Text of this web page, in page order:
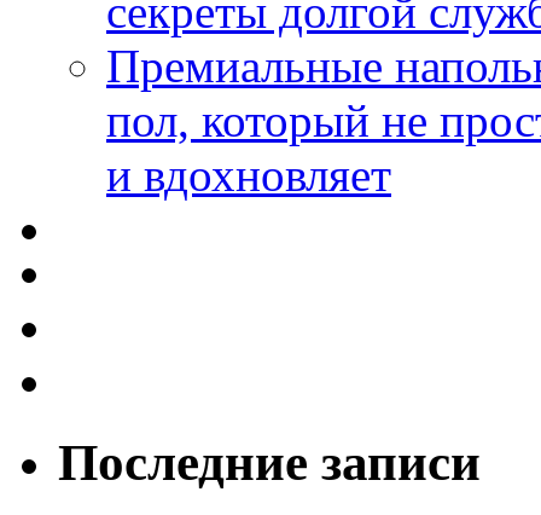
секреты долгой
Премиальные
пол, который не
и вдохновляет
Последние записи